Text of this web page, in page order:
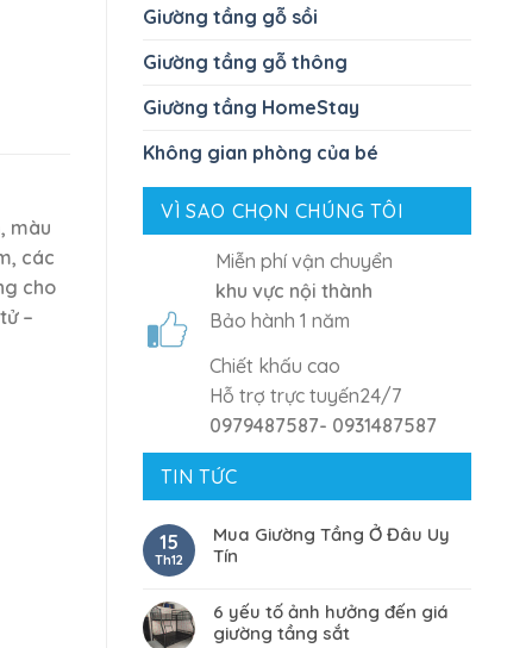
Giường tầng gỗ sồi
Giường tầng gỗ thông
Giường tầng HomeStay
Không gian phòng của bé
VÌ SAO CHỌN CHÚNG TÔI
Miễn phí vận chuyển
khu vực nội thành
Bảo hành 1 năm
Chiết khấu cao
Hỗ trợ trực tuyến24/7
0979487587- 0931487587
TIN TỨC
15
Th12
Mua Giường Tầng Ở Đâu Uy
Tín
6 yếu tố ảnh hưởng đến giá
giường tầng sắt
màu
các
cho
–